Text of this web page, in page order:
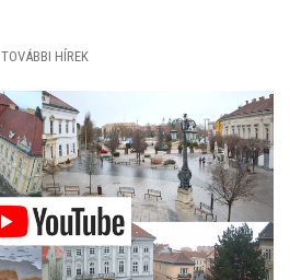
TOVÁBBI HÍREK